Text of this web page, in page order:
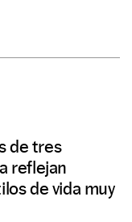
de tres
reflejan
de vida muy